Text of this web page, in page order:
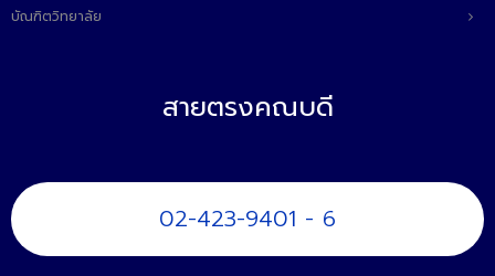
บัณฑิตวิทยาลัย
สายตรงคณบดี
02-423-9401 - 6